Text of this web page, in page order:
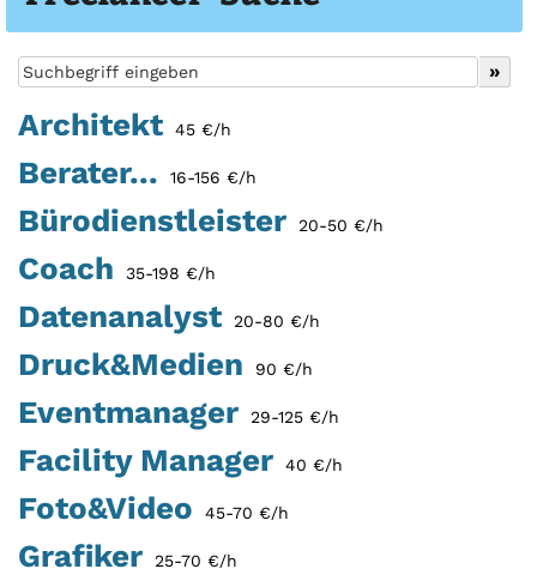
Architekt 45 €/h
Berater... 16-156 €/h
Bürodienstleister 20-50 €/h
Coach 35-198 €/h
Datenanalyst 20-80 €/h
Druck&Medien 90 €/h
Eventmanager 29-125 €/h
Facility Manager 40 €/h
Foto&Video 45-70 €/h
Grafiker 25-70 €/h